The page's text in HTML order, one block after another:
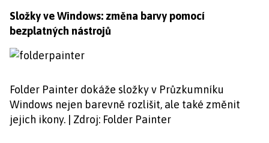
Složky ve Windows: změna barvy pomocí
bezplatných nástrojů
Folder Painter dokáže složky v Průzkumníku
Windows nejen barevně rozlišit, ale také změnit
jejich ikony. | Zdroj: Folder Painter